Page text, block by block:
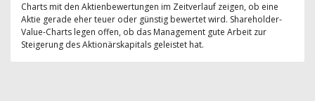
Charts mit den Aktienbewertungen im Zeitverlauf zeigen, ob eine
Aktie gerade eher teuer oder günstig bewertet wird. Shareholder-
Value-Charts legen offen, ob das Management gute Arbeit zur
Steigerung des Aktionärskapitals geleistet hat.